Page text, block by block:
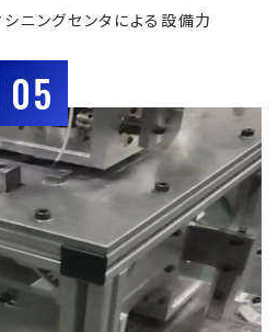
ニングセンタによる設備力
05